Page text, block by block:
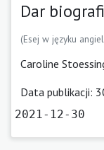
Dar
(Esej w języku
Caroline
Data publikacji:
2021-12-30